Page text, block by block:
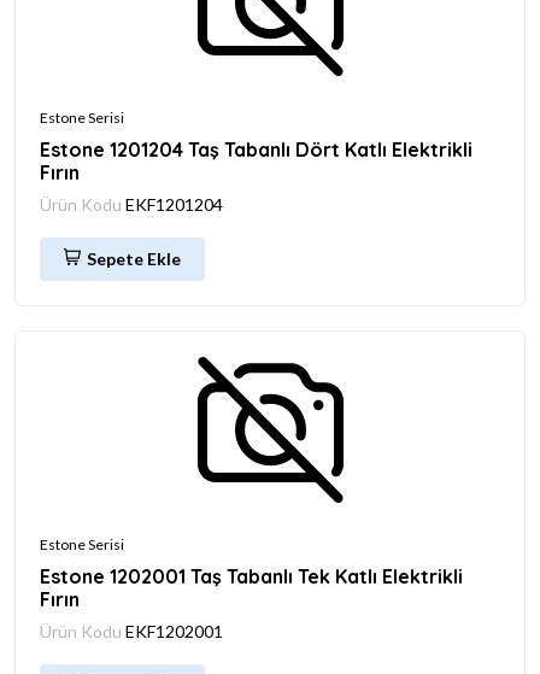
Estone Serisi
Estone 1201204 Taş Tabanlı Dört Katlı Elektrikli
Fırın
Ürün Kodu EKF1201204
Sepete Ekle
Estone Serisi
Estone 1202001 Taş Tabanlı Tek Katlı Elektrikli
Fırın
Ürün Kodu EKF1202001